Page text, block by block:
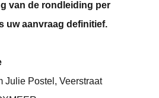
van de rondleiding per
uw aanvraag definitief.
Julie Postel, Veerstraat